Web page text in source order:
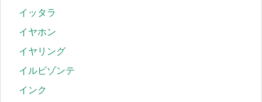
イッタラ
イヤホン
イヤリング
イルビゾンテ
インク